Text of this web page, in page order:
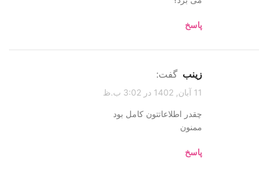
پاسخ
زینب گفت:
11 آبان, 1402 در 3:02 ب.ظ
چقدر اطلاعاتتون کامل بود
ممنون
پاسخ